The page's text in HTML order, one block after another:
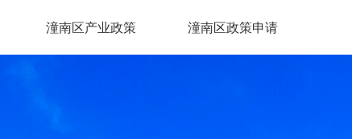
潼南区产业政策 潼南区政策申请